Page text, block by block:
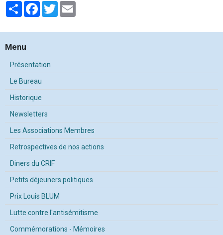
PartagerFacebook
Twitter
Menu
Présentation
Le Bureau
Historique
Newsletters
Les Associations Membres
Retrospectives de nos actions
Diners du CRIF
Petits déjeuners politiques
Prix Louis BLUM
Lutte contre l'antisémitisme
Commémorations - Mémoires